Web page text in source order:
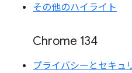
その他のハイライト
Chrome 134
プライバシーとセキュ